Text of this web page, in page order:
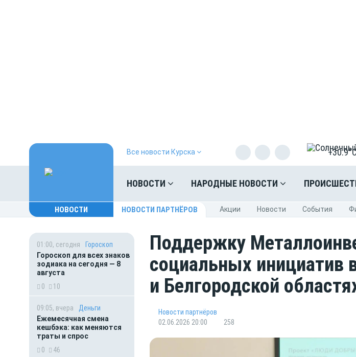
Все новости Курска
НОВОСТИ НАРОДНЫЕ НОВОСТИ
НОВОСТИ НОВОСТИ ПАРТНЁРОВ Акции Новости События
01:00, сегодня
Гороскоп
Гороскоп для всех знаков
зодиака на сегодня — 8
августа
0
10
09:05, вчера
Деньги
Ежемесячная смена
кешбэка: как меняются
траты и спрос
0
46
Поддержку
социальных инициатив
и Белгородской
Новости партнёров
02.06.2026 20:00
258